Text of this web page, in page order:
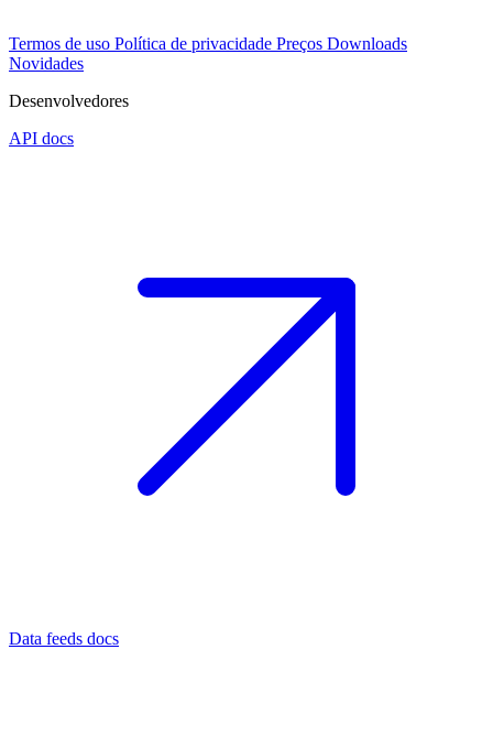
Termos de uso Política de privacidade Preços Downloads
Novidades
Desenvolvedores
API docs
Data feeds docs